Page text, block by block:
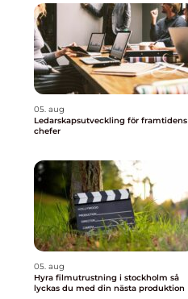
05. aug
Ledarskapsutveckling för framtidens
chefer
05. aug
Hyra filmutrustning i stockholm så
lyckas du med din nästa produktion